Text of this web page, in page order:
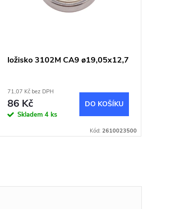
ložisko 3102M CA9 ø19,05x12,7
71,07 Kč bez DPH
86 Kč
Skladem 4 ks
DO KOŠÍKU
Kód: 2610023500